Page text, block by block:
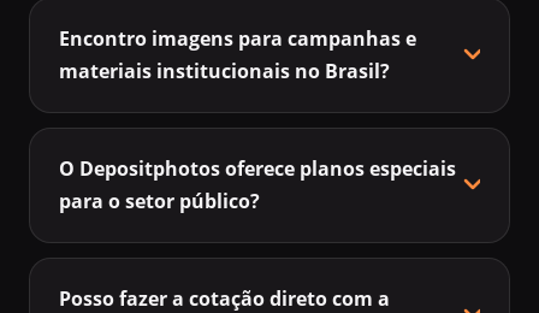
Encontro imagens para campanhas e
materiais institucionais no Brasil?
O Depositphotos oferece planos especiais
para o setor público?
Posso fazer a cotação direto com a